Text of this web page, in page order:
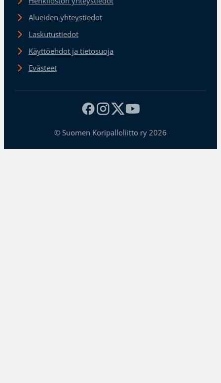
Alueiden yhteystiedot
Laskutustiedot
Käyttöehdot ja tietosuoja
Evästeet
© Suomen Koripalloliitto ry 2026